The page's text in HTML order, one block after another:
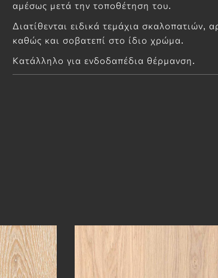
αμέσως μετά την τοποθέτηση του.
Διατίθενται ειδικά τεμάχια σκαλοπατιών,
καθώς και σοβατεπί στο ίδιο χρώμα.
Κατάλληλο για ενδοδαπέδια θέρμανση.